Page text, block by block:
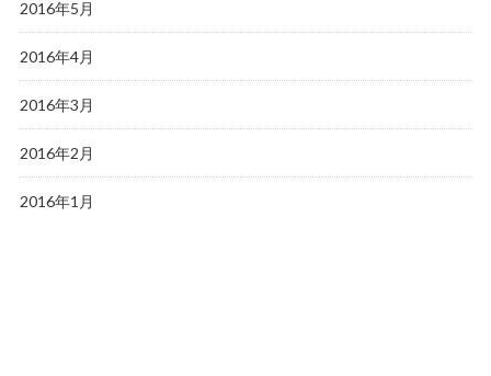
2016年5月
2016年4月
2016年3月
2016年2月
2016年1月